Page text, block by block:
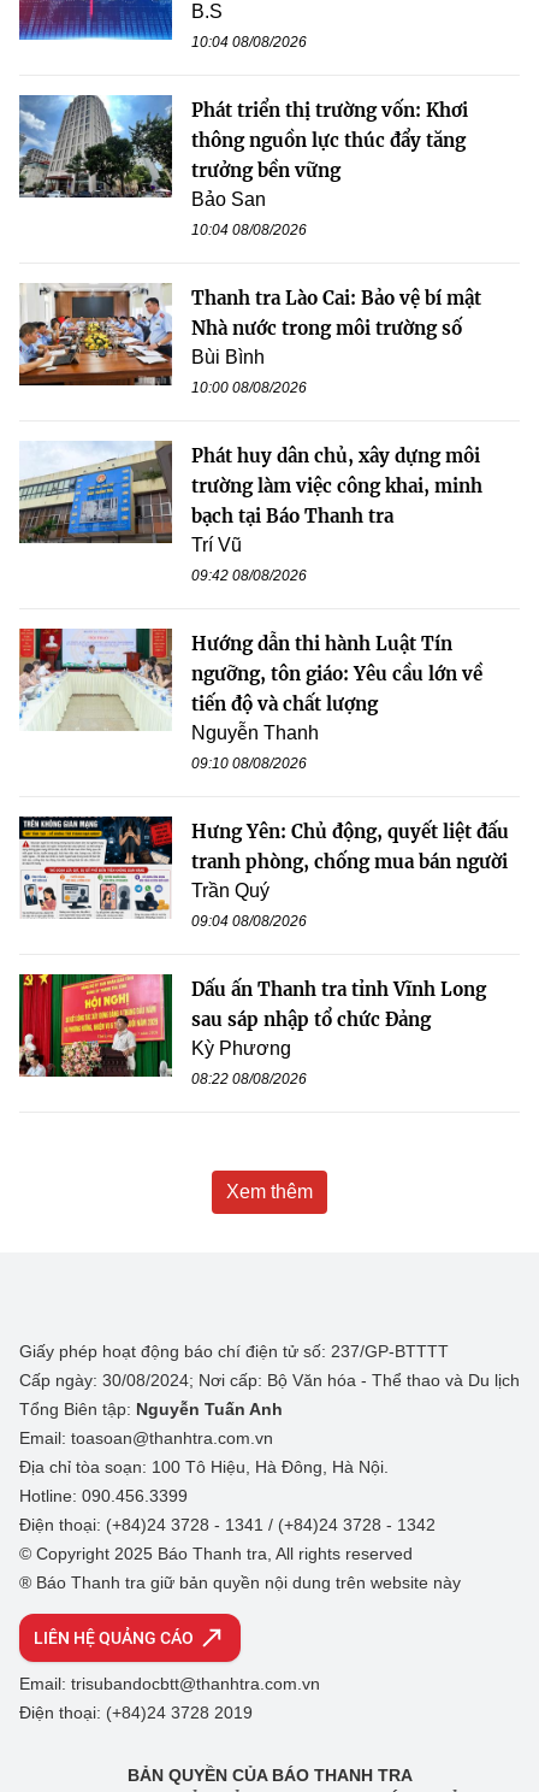
B.S
10:04 08/08/2026
Phát triển thị trường vốn: Khơi
thông nguồn lực thúc đẩy tăng
trưởng bền vững
Bảo San
10:04 08/08/2026
Thanh tra Lào Cai: Bảo vệ bí mật
Nhà nước trong môi trường số
Bùi Bình
10:00 08/08/2026
Phát huy dân chủ, xây dựng môi
trường làm việc công khai, minh
bạch tại Báo Thanh tra
Trí Vũ
09:42 08/08/2026
Hướng dẫn thi hành Luật Tín
ngưỡng, tôn giáo: Yêu cầu lớn về
tiến độ và chất lượng
Nguyễn Thanh
09:10 08/08/2026
Hưng Yên: Chủ động, quyết liệt đấu
tranh phòng, chống mua bán người
Trần Quý
09:04 08/08/2026
Dấu ấn Thanh tra tỉnh Vĩnh Long
sau sáp nhập tổ chức Đảng
Kỳ Phương
08:22 08/08/2026
Xem thêm
Giấy phép hoạt động báo chí điện tử số: 237/GP-BTTTT
Cấp ngày: 30/08/2024; Nơi cấp: Bộ Văn hóa - Thể thao và Du lịch
Tổng Biên tập: Nguyễn Tuấn Anh
Email: toasoan@thanhtra.com.vn
Địa chỉ tòa soạn: 100 Tô Hiệu, Hà Đông, Hà Nội.
Hotline: 090.456.3399
Điện thoại: (+84)24 3728 - 1341 / (+84)24 3728 - 1342
© Copyright 2025 Báo Thanh tra, All rights reserved
® Báo Thanh tra giữ bản quyền nội dung trên website này
LIÊN HỆ QUẢNG CÁO
Email: trisubandocbtt@thanhtra.com.vn
Điện thoại: (+84)24 3728 2019
BẢN QUYỀN CỦA BÁO THANH TRA